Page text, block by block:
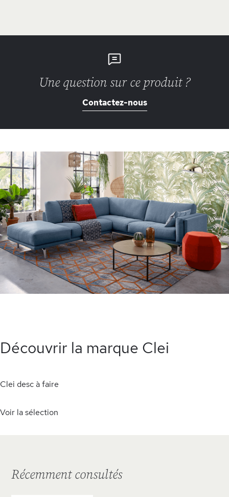
Une question sur ce produit ?
Contactez-nous
Découvrir la marque Clei
Clei desc à faire
Voir la sélection
Récemment consultés